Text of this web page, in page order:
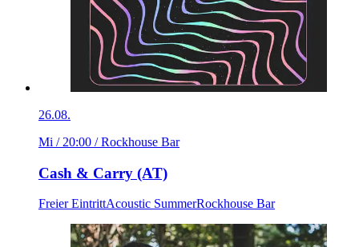
26.08.
Mi / 20:00 / Rockhouse Bar
Cash & Carry (AT)
Freier EintrittAcoustic SummerRockhouse Bar